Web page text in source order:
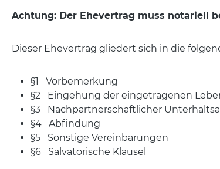
Achtung: Der Ehevertrag muss notariell
Dieser Ehevertrag gliedert sich in die
§1 Vorbemerkung
§2 Eingehung der eingetragenen
§3 Nachpartnerschaftlicher
§4 Abfindung
§5 Sonstige Vereinbarungen
§6 Salvatorische Klausel